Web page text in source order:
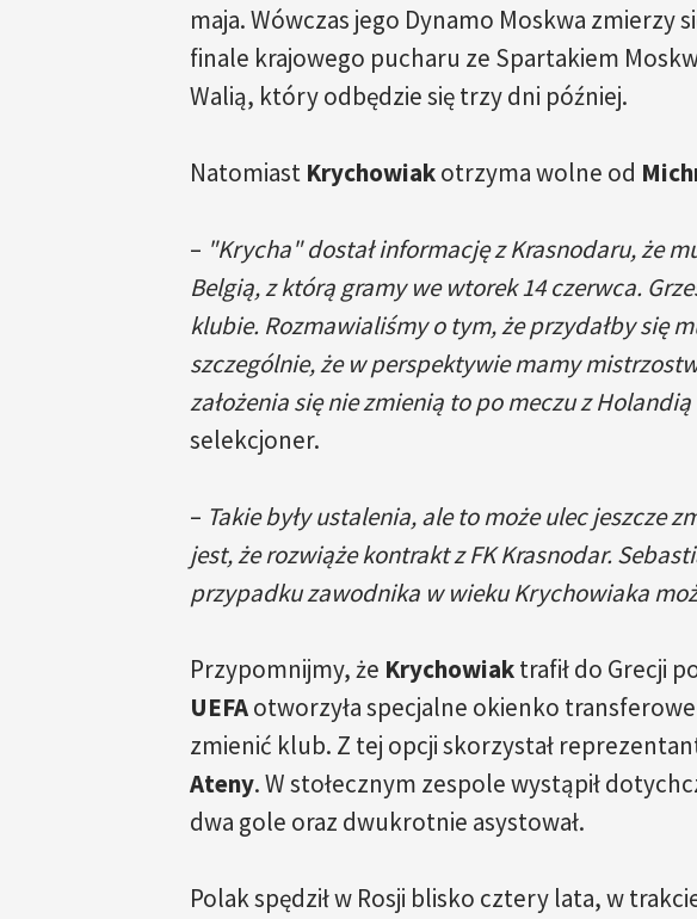
maja. Wówczas jego Dynamo Moskwa zmierzy
finale krajowego pucharu ze Spartakiem
Walią, który odbędzie się trzy dni później.
Natomiast Krychowiakotrzyma wolne od
– "Krycha" dostał informację z Krasnodaru, że
Belgią, z którą gramy we wtorek 14 czerwca.
klubie. Rozmawialiśmy o tym, że przydałby się
szczególnie, że w perspektywie mamy
założenia się nie zmienią to po meczu z
selekcjoner.
– Takie były ustalenia, ale to może ulec jeszcze
jest, że rozwiąże kontrakt z FK Krasnodar.
przypadku zawodnika w wieku Krychowiaka
Przypomnijmy, że Krychowiaktrafił do Grecji
UEFAotworzyła specjalne okienko
zmienić klub. Z tej opcji skorzystał
Ateny. W stołecznym zespole wystąpił
dwa gole oraz dwukrotnie asystował.
Polak spędził w Rosji blisko cztery lata, w